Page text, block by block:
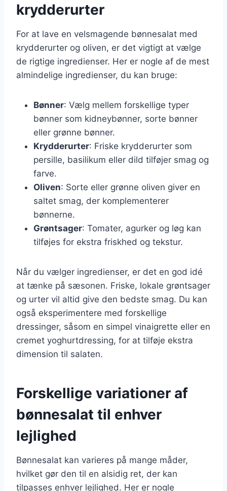
krydderurter
For at lave en velsmagende bønnesalat med
krydderurter og oliven, er det vigtigt at vælge
de rigtige ingredienser. Her er nogle af de mest
almindelige ingredienser, du kan bruge:
Bønner: Vælg mellem forskellige typer
bønner som kidneybønner, sorte bønner
eller grønne bønner.
Krydderurter: Friske krydderurter som
persille, basilikum eller dild tilføjer smag og
farve.
Oliven: Sorte eller grønne oliven giver en
saltet smag, der komplementerer
bønnerne.
Grøntsager: Tomater, agurker og løg kan
tilføjes for ekstra friskhed og tekstur.
Når du vælger ingredienser, er det en god idé
at tænke på sæsonen. Friske, lokale grøntsager
og urter vil altid give den bedste smag. Du kan
også eksperimentere med forskellige
dressinger, såsom en simpel vinaigrette eller en
cremet yoghurtdressing, for at tilføje ekstra
dimension til salaten.
Forskellige variationer af
bønnesalat til enhver
lejlighed
Bønnesalat kan varieres på mange måder,
hvilket gør den til en alsidig ret, der kan
tilpasses enhver lejlighed. Her er nogle